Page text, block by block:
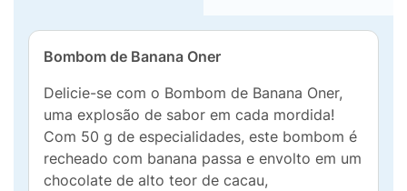
Bombom de Banana Oner
Delicie-se com o Bombom de Banana Oner,
uma explosão de sabor em cada mordida!
Com 50 g de especialidades, este bombom é
recheado com banana passa e envolto em um
chocolate de alto teor de cacau,